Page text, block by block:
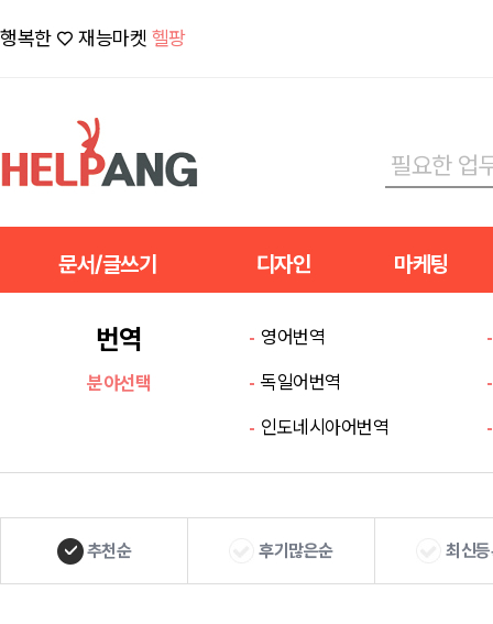
행복한 ♡ 재능마켓 헬팡
문서/글쓰기 디자인 마케팅
번역
분야선택
영어번역
독일어번역
인도네시아어번역
추천순 후기많은순 최신